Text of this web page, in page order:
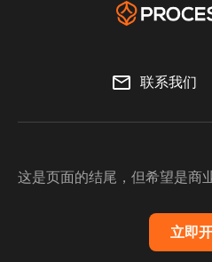
联系我们
这是页面的结尾，但希望是商
立即